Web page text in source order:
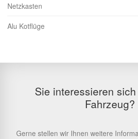
Netzkasten
Alu Kotflüge
Sie interessieren
Fahrzeug?
Gerne stellen wir Ihnen weitere